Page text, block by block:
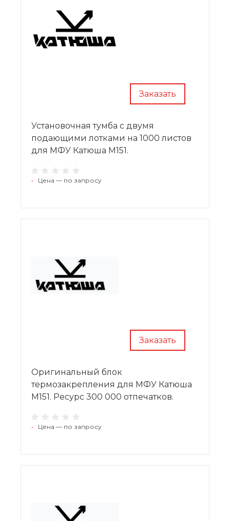
Заказать
Установочная тумба с двумя
подающими лотками на 1000 листов
для МФУ Катюша M151.
• Цена — по запросу
Заказать
Оригинальный блок
термозакрепления для МФУ Катюша
M151. Ресурс 300 000 отпечатков.
• Цена — по запросу